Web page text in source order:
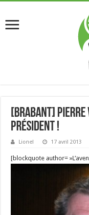
[Brabant] Pierre
président !
Lionel 17 avril 2013
[blockquote author=